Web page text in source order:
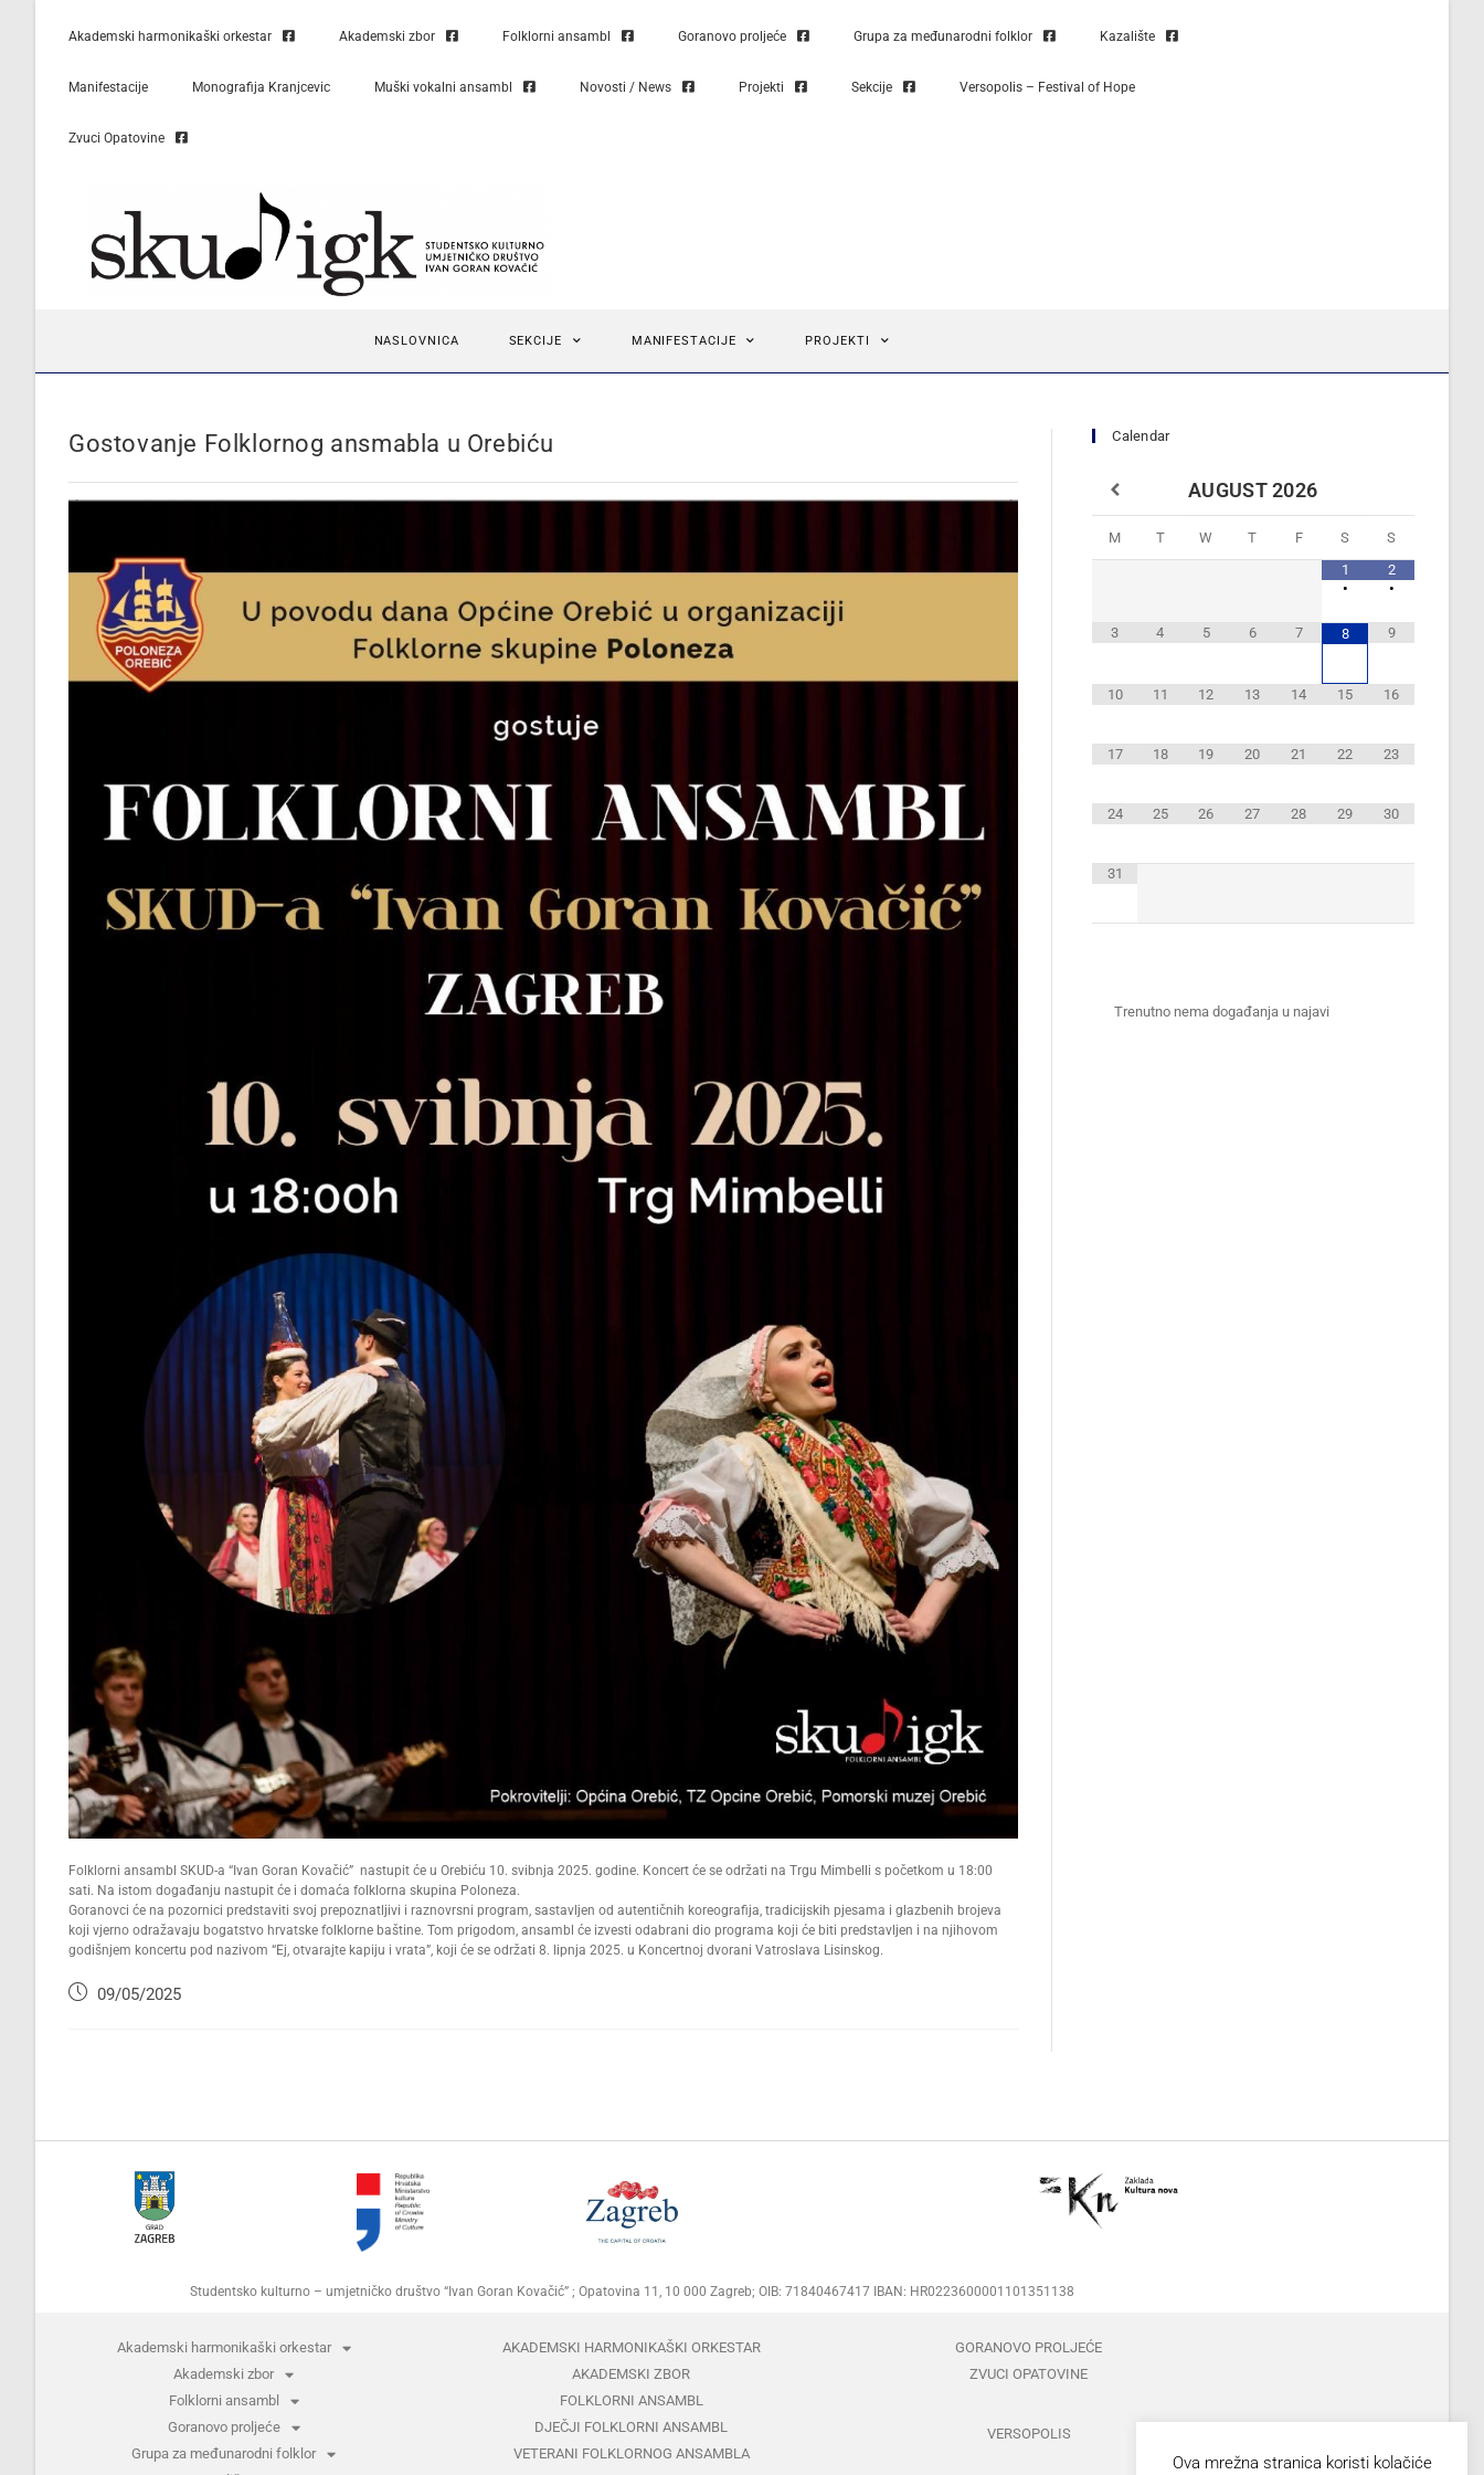
Akademski harmonikaški orkestar Akademski zbor Folklorni ansambl Goranovo proljeće Grupa za međunarodni folklor Kazalište
Manifestacije Monografija Kranjcevic Muški vokalni ansambl Novosti / News Projekti Sekcije Versopolis – Festival of Hope
Zvuci Opatovine
NASLOVNICA SEKCIJE MANIFESTACIJE PROJEKTI
Gostovanje Folklornog ansmabla u Orebiću
Folklorni ansambl SKUD-a “Ivan Goran Kovačić” nastupit će u Orebiću 10. svibnja 2025. godine. Koncert će se održati na Trgu Mimbelli s početkom u 18:00
sati. Na istom događanju nastupit će i domaća folklorna skupina Poloneza.
Goranovci će na pozornici predstaviti svoj prepoznatljivi i raznovrsni program, sastavljen od autentičnih koreografija, tradicijskih pjesama i glazbenih brojeva
koji vjerno odražavaju bogatstvo hrvatske folklorne baštine. Tom prigodom, ansambl će izvesti odabrani dio programa koji će biti predstavljen i na njihovom
godišnjem koncertu pod nazivom “Ej, otvarajte kapiju i vrata”, koji će se održati 8. lipnja 2025. u Koncertnoj dvorani Vatroslava Lisinskog.
09/05/2025
Calendar
AUGUST 2026
M T W T F S
S
1
•
2
•
3 4 5 6 7 8 9
10 11 12 13 14 15 16
17 18 19 20 21 22 23
24 25 26 27 28 29 30
31
Trenutno nema događanja u najavi
Studentsko kulturno – umjetničko društvo “Ivan Goran Kovačić” ; Opatovina 11, 10 000 Zagreb; OIB: 71840467417 IBAN: HR0223600001101351138
Akademski harmonikaški orkestar
Akademski zbor
Folklorni ansambl
Goranovo proljeće
Grupa za međunarodni folklor
AKADEMSKI HARMONIKAŠKI ORKESTAR
AKADEMSKI ZBOR
FOLKLORNI ANSAMBL
DJEČJI FOLKLORNI ANSAMBL
VETERANI FOLKLORNOG ANSAMBLA
GORANOVO PROLJEĆE
ZVUCI OPATOVINE
VERSOPOLIS
Ova mrežna stranica koristi kolačiće